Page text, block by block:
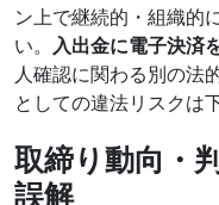
ン上で継続的・組織的
い。
入出金に電子決済
人確認に関わる別の法
としての違法リスクは
取締り動向・
誤解